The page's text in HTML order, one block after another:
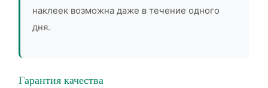
наклеек возможна даже в течение одного
дня.
Гарантия качества